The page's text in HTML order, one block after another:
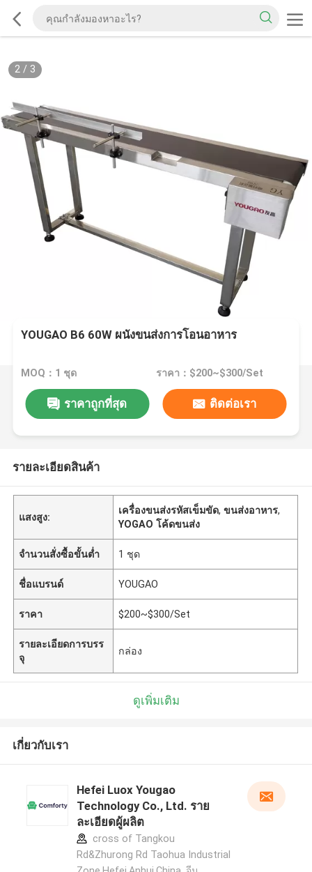
2/ 3
YOUGAO B6 60W ผนังขนส่งการโอนอาหาร
MOQ：1 ชุด ราคา：$200~$300/Set
ราคาถูกที่สุด ติดต่อเรา
รายละเอียดสินค้า
แสงสูง:
เครื่องขนส่งรหัสเข็มขัด,ขนส่งอาหาร,
YOGAO โค้ดขนส่ง
จำนวนสั่งซื้อขั้นต่ำ 1 ชุด
ชื่อแบรนด์ YOUGAO
ราคา $200~$300/Set
รายละเอียดการบรร
จุ
กล่อง
ดูเพิ่มเติม
เกี่ยวกับเรา
Hefei Luox Yougao
Technology Co., Ltd. ราย
ละเอียดผู้ผลิต
cross of Tangkou
Rd&Zhurong Rd Taohua Industrial